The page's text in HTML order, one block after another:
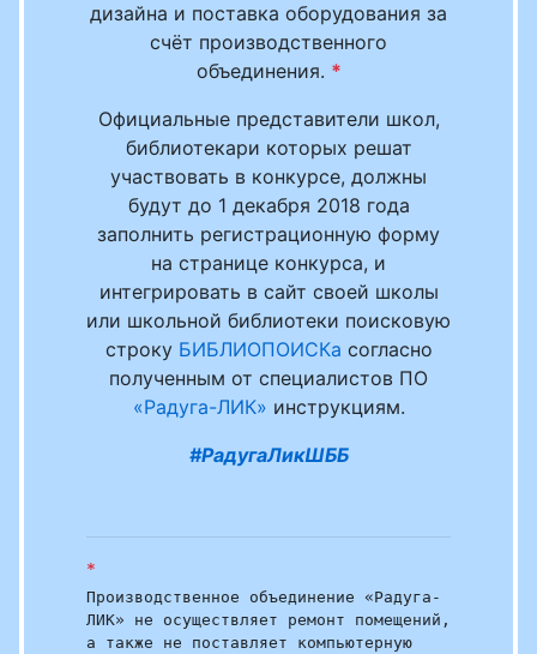
дизайна и поставка оборудования за
счёт производственного
объединения. *
Официальные представители школ,
библиотекари которых решат
участвовать в конкурсе, должны
будут до 1 декабря 2018 года
заполнить регистрационную форму
на странице конкурса, и
интегрировать в сайт своей школы
или школьной библиотеки поисковую
строку БИБЛИОПОИСКа согласно
полученным от специалистов ПО
«Радуга-ЛИК» инструкциям.
#РадугаЛикШББ
*
Производственное объединение «Радуга-
ЛИК» не осуществляет ремонт помещений,
а также не поставляет компьютерную